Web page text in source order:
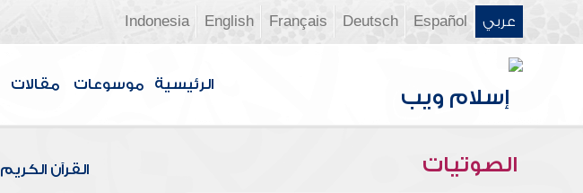
عربي Español
Deutsch
Français
English
Indonesia
الرئيسية موسوعات مقالات
الصوتيات القرآن الكريم